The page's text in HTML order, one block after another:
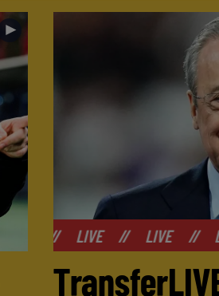
►
LIVE // LIVE // LIVE